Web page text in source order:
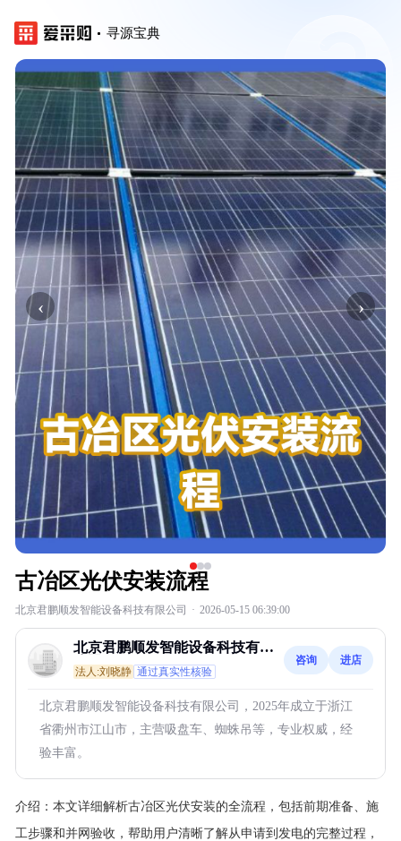
寻源宝典
‹ ›
古冶区光伏安装流程
北京君鹏顺发智能设备科技有限公司 · 2026-05-15 06:39:00
北京君鹏顺发智能设备科技有限
公司
法人:刘晓静 通过真实性核验
咨询 进店
北京君鹏顺发智能设备科技有限公司，2025年成立于浙江
省衢州市江山市，主营吸盘车、蜘蛛吊等，专业权威，经
验丰富。
介绍： 本文详细解析古冶区光伏安装的全流程，包括前期准备、施
工步骤和并网验收，帮助用户清晰了解从申请到发电的完整过程，